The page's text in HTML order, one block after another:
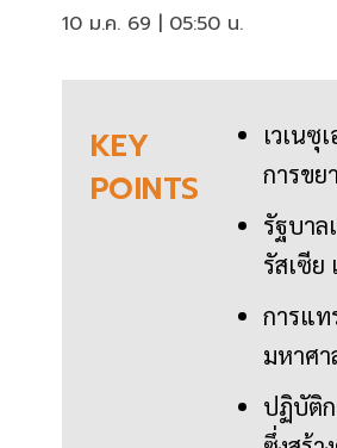
10 ม.ค. 69 | 05:50 น.
KEY
POINTS
เวเน
การขย
รัฐบาล
รัสเซี
การแท
มหาศา
ปฏิบัติก